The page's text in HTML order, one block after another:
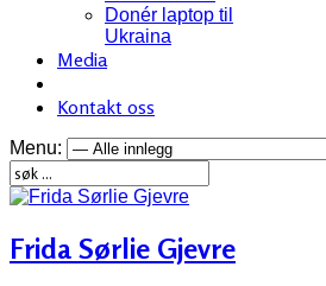
Donér laptop til
Ukraina
Media
Kontakt oss
Menu:
Frida Sørlie Gjevre